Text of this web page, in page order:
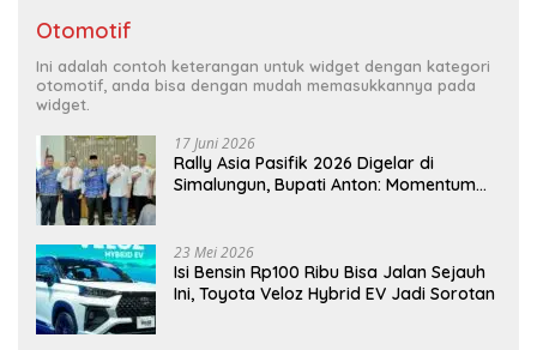
Otomotif
Ini adalah contoh keterangan untuk widget dengan kategori
otomotif, anda bisa dengan mudah memasukkannya pada
widget.
17 Juni 2026
Rally Asia Pasifik 2026 Digelar di
Simalungun, Bupati Anton: Momentum
23 Mei 2026
Isi Bensin Rp100 Ribu Bisa Jalan Sejauh
Ini, Toyota Veloz Hybrid EV Jadi Sorotan